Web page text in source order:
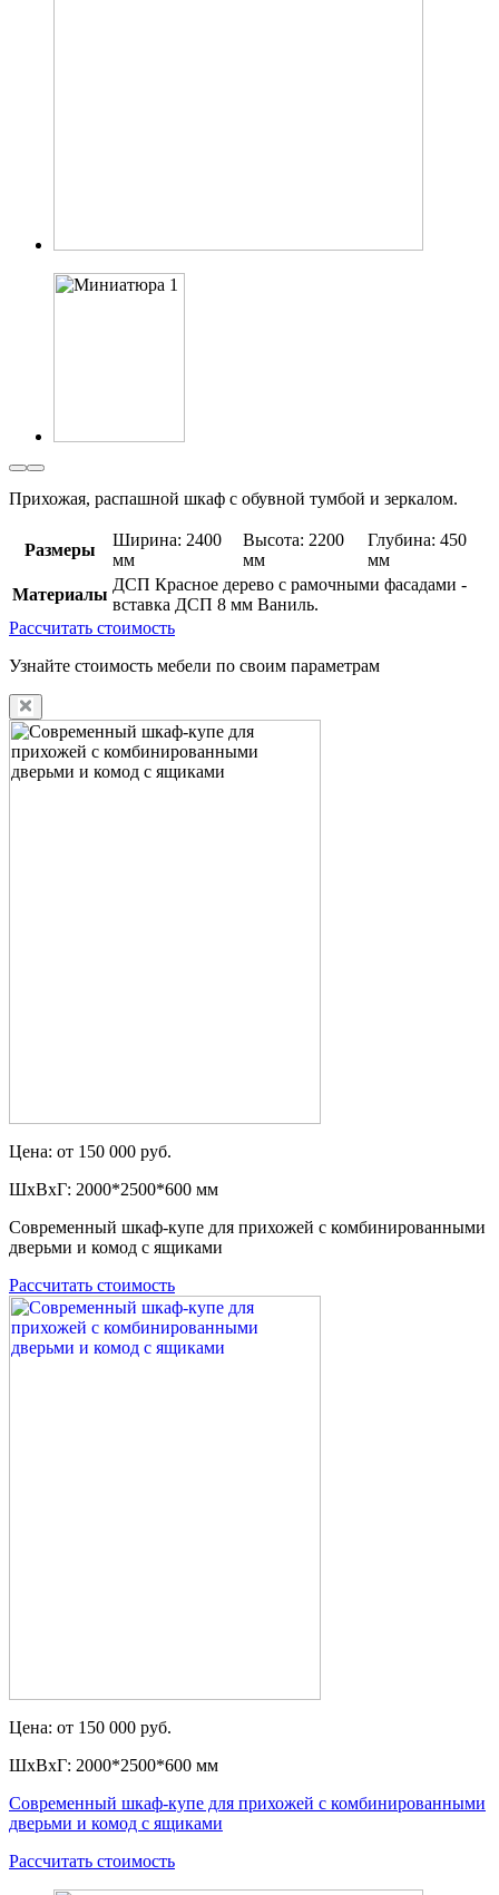
Прихожая, распашной шкаф с обувной тумбой и зеркалом.
Размеры
Ширина: 2400
мм
Высота: 2200
мм
Глубина: 450
мм
Материалы
ДСП Красное дерево с рамочными фасадами -
вставка ДСП 8 мм Ваниль.
Рассчитать стоимость
Узнайте стоимость мебели по своим параметрам
Цена: от 150 000 руб.
ШxВxГ: 2000*2500*600 мм
Современный шкаф-купе для прихожей с комбинированными
дверьми и комод с ящиками
Рассчитать стоимость
Цена: от 150 000 руб.
ШxВxГ: 2000*2500*600 мм
Современный шкаф-купе для прихожей с комбинированными
дверьми и комод с ящиками
Рассчитать стоимость